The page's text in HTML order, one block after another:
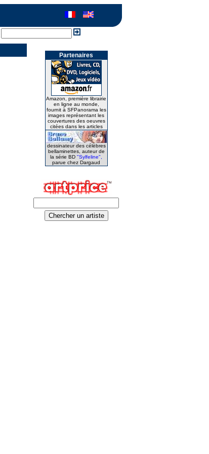
Partenaires
Amazon, première librairie
en ligne au monde,
fournit à SFPanorama les
images représentant les
couvertures des oeuvres
citées dans les articles
dessinateur des célèbres
bellaminettes, auteur de
la série BD "Sylfeline",
parue chez Dargaud